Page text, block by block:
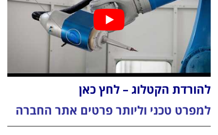
להורדת הקטלוג – לחץ כאן
למפרט טכני וליותר פרטים אתר החברה